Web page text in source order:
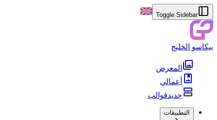
Toggle Sidebar
بيكاسو الخليج
المعرض
أعمالي
جديدقوالب
التطبيقات